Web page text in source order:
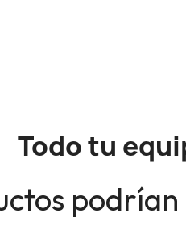
Todo tu